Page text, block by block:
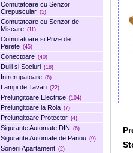
Comutatoare cu Senzor
Crepuscular (5)
Comutatoare cu Senzor de
Miscare (11)
Comutatoare si Prize de
Perete (45)
Conectoare (40)
Dulii si Socluri (18)
Intrerupatoare (6)
Lampi de Tavan (22)
Prelungitoare Electrice (104)
Prelungitoare la Rola (7)
Prelungitoare Protector (4)
Sigurante Automate DIN (6)
Sigurante Automate de Panou (9)
Sonerii Apartament (2)